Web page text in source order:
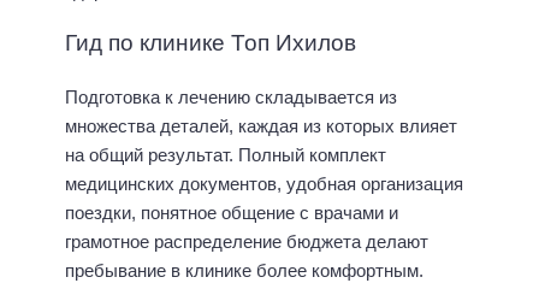
Гид по клинике Топ Ихилов
Подготовка к лечению складывается из
множества деталей, каждая из которых влияет
на общий результат. Полный комплект
медицинских документов, удобная организация
поездки, понятное общение с врачами и
грамотное распределение бюджета делают
пребывание в клинике более комфортным.